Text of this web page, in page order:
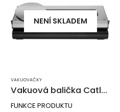
NENÍ SKLADEM
VAKUOVAČKY
Vakuová balička Catler VS 8010
FUNKCE PRODUKTU